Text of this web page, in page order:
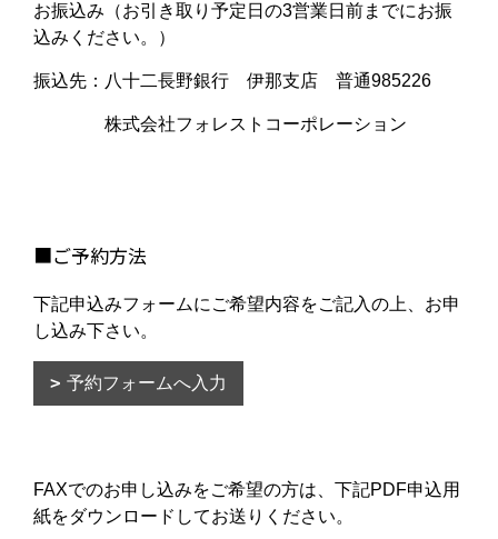
お振込み（お引き取り予定日の3営業日前までにお振
込みください。）
振込先：八十二長野銀行 伊那支店 普通985226
株式会社フォレストコーポレーション
■ご予約方法
下記申込みフォームにご希望内容をご記入の上、お申
し込み下さい。
予約フォームへ入力
FAXでのお申し込みをご希望の方は、下記PDF申込用
紙をダウンロードしてお送りください。